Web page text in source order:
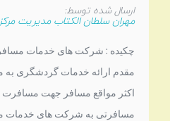
ارسال شده توسط:
مهران سلطان الکتاب مدیریت
چکیده : شرکت های خدمات
مقدم ارائه خدمات گردشگری به
اکثر مواقع مسافر جهت مسافرت و
مسافرتی به شرکت های خدمات